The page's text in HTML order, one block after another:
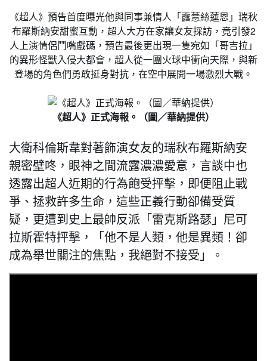
《超人》預告首度曝光他與同事兼情人「露薏絲蓮恩」瑞秋
布羅斯納安甜蜜互動，超人大方在家讓女友採訪，竟引發2
人上演情侶鬥嘴戲碼，預告最後更出現一隻宛如「哥吉拉」
的異形怪獸入侵大都會，超人從一團火球中衝向天際，與新
登場的角色們勇敢挺身對抗，在空中展開一場激烈大戰。
《超人》正式海報。（圖／華納提供）
大衛科倫斯韋對著飾演女友的瑞秋布羅斯納安
親密壁咚，眼神之間流露濃濃愛意，言談中也
透露出超人近期的行為飽受抨擊，即便阻止戰
爭、拯救許多生命，這些正義行動卻備受質
疑，更遭到史上最帥反派「雷克斯路瑟」尼可
拉斯霍特抨擊，「他不是人類，他是異類！卻
成為舉世關注的焦點，我絕對不接受」。